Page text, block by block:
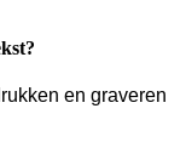
en graveren